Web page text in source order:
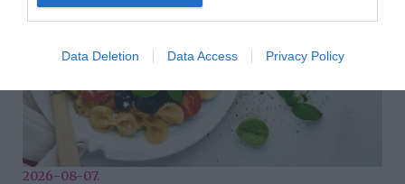
Data Deletion Data Access Privacy Policy
2026-08-07.